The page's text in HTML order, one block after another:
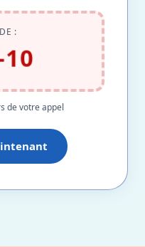
:
de votre appel